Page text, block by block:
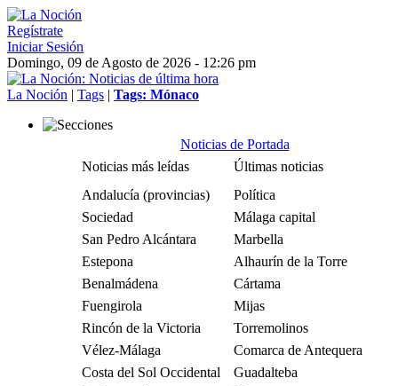
Regístrate
Iniciar Sesión
Domingo, 09 de Agosto de 2026 - 12:26 pm
La Noción | Tags | Tags: Mónaco
Noticias de Portada
Noticias más leídas
Últimas noticias
Andalucía (provincias)
Política
Sociedad
Málaga capital
San Pedro Alcántara
Marbella
Estepona
Alhaurín de la Torre
Benalmádena
Cártama
Fuengirola
Mijas
Rincón de la Victoria
Torremolinos
Vélez-Málaga
Comarca de Antequera
Costa del Sol Occidental
Guadalteba